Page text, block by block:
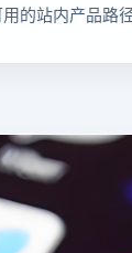
的站内产品路径